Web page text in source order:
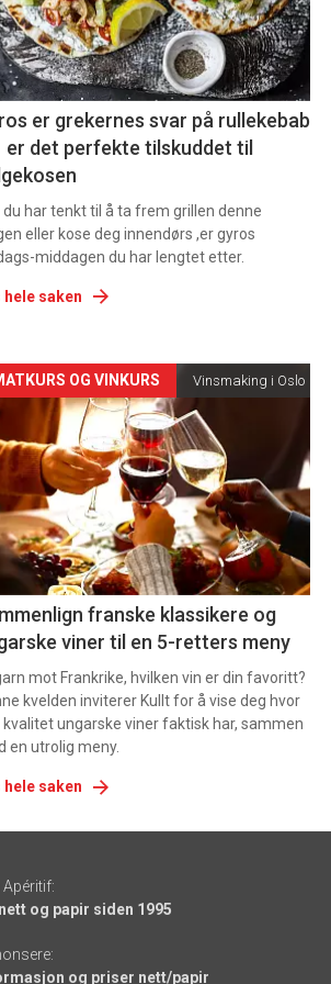
er grekernes svar på rullekebab
er det perfekte tilskuddet til
du har tenkt til å ta frem grillen denne
eller kose deg innendørs ,er gyros
middagen du har lengtet etter.
hele saken
OG VINKURS Vinsmaking i Oslo
franske klassikere og
viner til en 5-retters meny
mot Frankrike, hvilken vin er din favoritt?
kvelden inviterer Kullt for å vise deg hvor
kvalitet ungarske viner faktisk har, sammen
en utrolig meny.
hele saken
Apéritif:
og papir siden 1995
og priser nett/papir